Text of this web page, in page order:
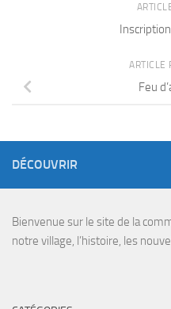
ARTICLE
Feu
DÉCOUVRIR
Bienvenue sur le site de la
notre village, l’histoire, les